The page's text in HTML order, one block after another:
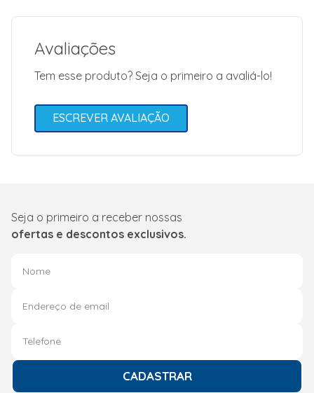
Avaliações
Tem esse produto? Seja o primeiro a avaliá-lo!
ESCREVER AVALIAÇÃO
Seja o primeiro a receber nossas
ofertas e descontos exclusivos.
CADASTRAR